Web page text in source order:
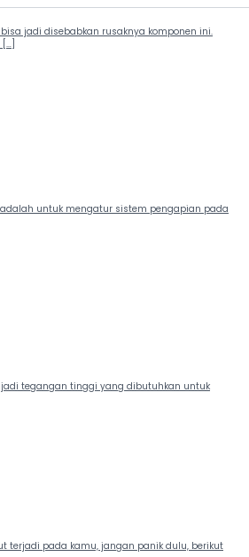
jadi disebabkan rusaknya komponen ini.
untuk mengatur sistem pengapian pada
tegangan tinggi yang dibutuhkan untuk
terjadi pada kamu, jangan panik dulu, berikut